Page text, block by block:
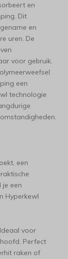
en
Dit
en
uren. De
voor gebruik.
een
technologie
een
je een
Hyperkewl
Ideaal voor
Perfect
raken of